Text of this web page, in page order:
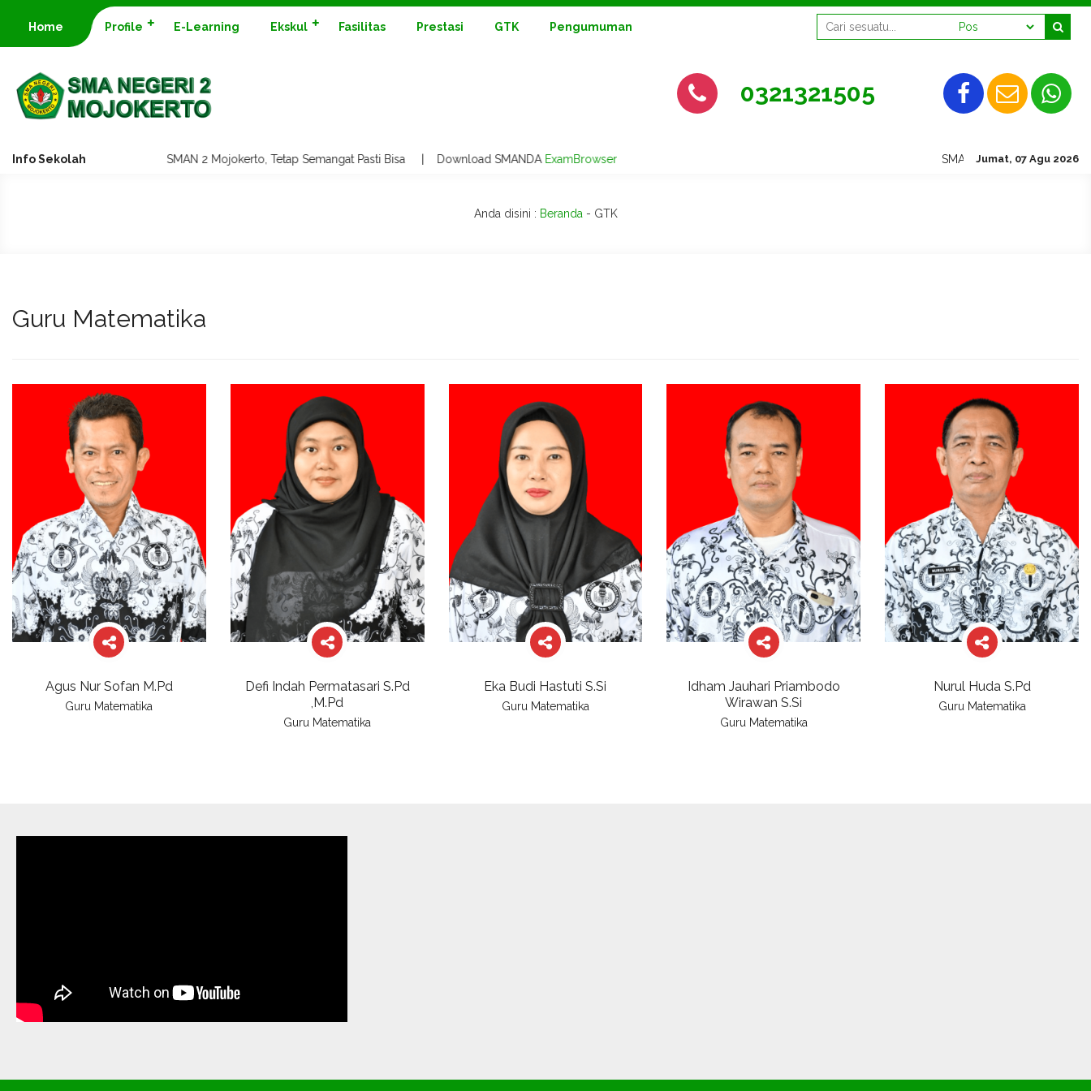
Home Profile E-Learning Ekskul Fasilitas Prestasi GTK Pengumuman
0321321505
Info Sekolah Jumat, 07 Agu 2026
SMAN 2 Mojokerto, Tetap
SMAN 2 Mojokerto, Tetap Semangat Pasti Bisa | Download SMANDAExamBrowser
Anda disini : Beranda - GTK
Guru Matematika
Agus Nur Sofan M.Pd
Guru Matematika
Defi Indah Permatasari S.Pd
,M.Pd
Guru Matematika
Eka Budi Hastuti S.Si
Guru Matematika
Idham Jauhari Priambodo
Wirawan S.Si
Guru Matematika
Nurul Huda S.Pd
Guru Matematika